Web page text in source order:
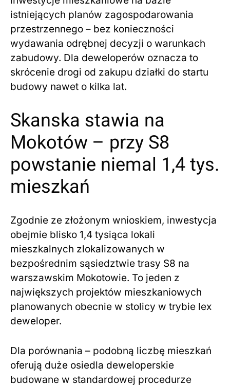
istniejących planów zagospodarowania
przestrzennego – bez konieczności
wydawania odrębnej decyzji o warunkach
zabudowy. Dla deweloperów oznacza to
skrócenie drogi od zakupu działki do startu
budowy nawet o kilka lat.
Skanska stawia na
Mokotów – przy S8
powstanie niemal 1,4 tys.
mieszkań
Zgodnie ze złożonym wnioskiem, inwestycja
obejmie blisko 1,4 tysiąca lokali
mieszkalnych zlokalizowanych w
bezpośrednim sąsiedztwie trasy S8 na
warszawskim Mokotowie. To jeden z
największych projektów mieszkaniowych
planowanych obecnie w stolicy w trybie lex
deweloper.
Dla porównania – podobną liczbę mieszkań
oferują duże osiedla deweloperskie
budowane w standardowej procedurze